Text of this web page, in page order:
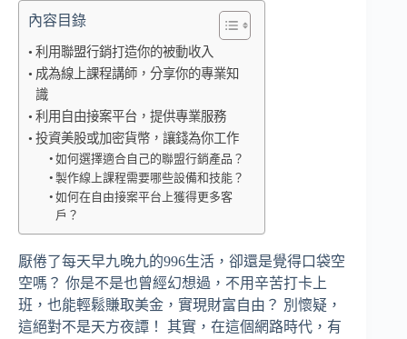
內容目錄
利用聯盟行銷打造你的被動收入
成為線上課程講師，分享你的專業知
識
利用自由接案平台，提供專業服務
投資美股或加密貨幣，讓錢為你工作
如何選擇適合自己的聯盟行銷產品？
製作線上課程需要哪些設備和技能？
如何在自由接案平台上獲得更多客
戶？
厭倦了每天早九晚九的996生活，卻還是覺得口袋空
空嗎？ 你是不是也曾經幻想過，不用辛苦打卡上
班，也能輕鬆賺取美金，實現財富自由？ 別懷疑，
這絕對不是天方夜譚！ 其實，在這個網路時代，有